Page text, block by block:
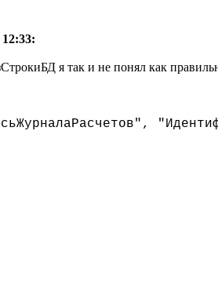
я так и не понял как